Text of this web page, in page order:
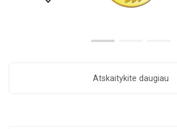
Atskaitykite daugiau